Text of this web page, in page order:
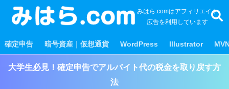
みはら.comはアフィリエイト
広告を利用しています
確定申告 暗号資産｜仮想通貨 WordPress Illustrator
大学生必見！確定申告でアルバイト代の税金を取り戻す方
法